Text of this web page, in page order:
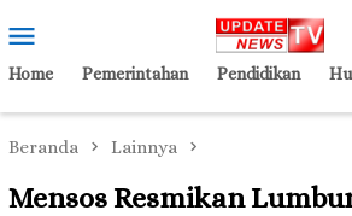
ke
kontenMobile
Home Pemerintahan Pendidikan
Beranda Lainnya
Mensos Resmikan